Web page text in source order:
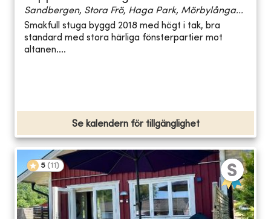
Sandbergen, Stora Frö, Haga Park, Mörbylånga...
Smakfull stuga byggd 2018 med högt i tak, bra
standard med stora härliga fönsterpartier mot
altanen....
Se kalendern för tillgänglighet
5 (11 )